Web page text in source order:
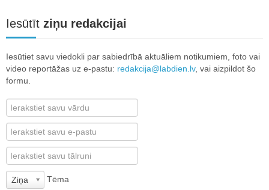
Iesūtīt ziņu redakcijai
Iesūtiet savu viedokli par sabiedrībā aktuāliem notikumiem, foto vai
video reportāžas uz e-pastu: redakcija@labdien.lv, vai aizpildot šo
formu.
Ziņa Tēma